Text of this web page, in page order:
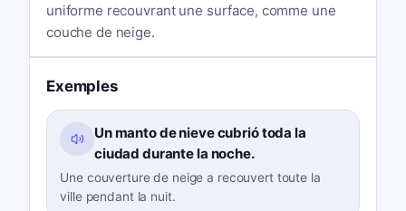
uniforme recouvrant une surface, comme une
couche de neige.
Exemples
Un manto de nieve cubrió toda la
ciudad durante la noche.
Une couverture de neige a recouvert toute la
ville pendant la nuit.